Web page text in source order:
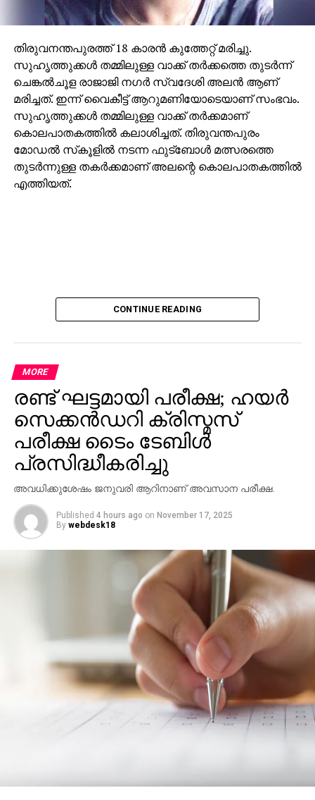
തിരുവനന്തപുരത്ത് 18 കാരന്‍ കുത്തേറ്റ് മരിച്ചു.
സുഹൃത്തുക്കള്‍ തമ്മിലുള്ള വാക്ക് തര്‍ക്കത്തെ തുടര്‍ന്ന്
ചെങ്കല്‍ചൂള രാജാജി നഗര്‍ സ്വദേശി അലന്‍ ആണ്
മരിച്ചത്. ഇന്ന് വൈകീട്ട് ആറുമണിയോടെയാണ് സംഭവം.
സുഹൃത്തുക്കള്‍ തമ്മിലുള്ള വാക്ക് തര്‍ക്കമാണ്
കൊലപാതകത്തില്‍ കലാശിച്ചത്. തിരുവന്തപുരം
മോഡല്‍ സ്‌കൂളില്‍ നടന്ന ഫുട്‌ബോള്‍ മത്സരത്തെ
തുടര്‍ന്നുള്ള തകര്‍ക്കമാണ് അലന്റെ കൊലപാതകത്തില്‍
എത്തിയത്.
CONTINUE READING
MORE
രണ്ട് ഘട്ടമായി പരീക്ഷ; ഹയര്‍
സെക്കന്‍ഡറി ക്രിസ്മസ്
പരീക്ഷ ടൈം ടേബിള്‍
പ്രസിദ്ധീകരിച്ചു
അവധിക്കുശേഷം ജനുവരി ആറിനാണ് അവസാന പരീക്ഷ.
Published 4 hours ago on November 17, 2025
By webdesk18